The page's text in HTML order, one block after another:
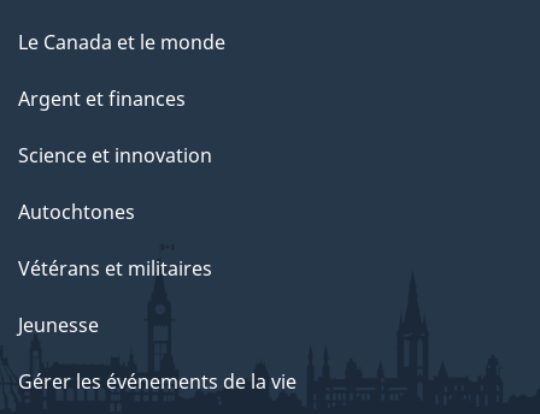
Le Canada et le monde
Argent et finances
Science et innovation
Autochtones
Vétérans et militaires
Jeunesse
Gérer les événements de la vie